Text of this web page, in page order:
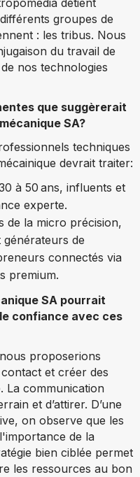
groupes de
: les tribus. Nous
du travail de
nos technologies
que suggèrerait
SA?
techniques
devrait traiter:
à 50 ans, influents et
experte.
de la micro précision,
de
connectés via
premium.
SA pourrait
confiance avec ces
proposerions
et créer des
La communication
et d’attirer. D’une
on observe que les
de la
bien ciblée permet
les ressources au bon